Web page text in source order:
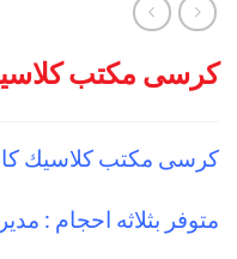
كرسى مكتب
كرسى مكتب كلاسيك
متوفر بثلاثه احجام :